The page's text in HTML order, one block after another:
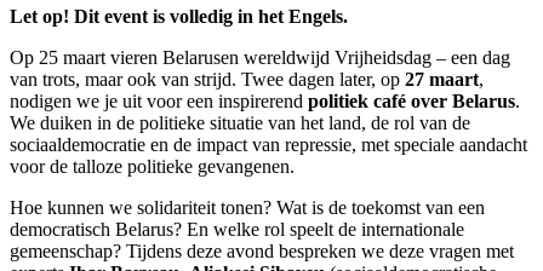
Let op! Dit event is volledig in het Engels.
Op 25 maart vieren Belarusen wereldwijd Vrijheidsdag – een dag
van trots, maar ook van strijd. Twee dagen later, op 27 maart,
nodigen we je uit voor een inspirerend politiek café over Belarus.
We duiken in de politieke situatie van het land, de rol van de
sociaaldemocratie en de impact van repressie, met speciale aandacht
voor de talloze politieke gevangenen.
Hoe kunnen we solidariteit tonen? Wat is de toekomst van een
democratisch Belarus? En welke rol speelt de internationale
gemeenschap? Tijdens deze avond bespreken we deze vragen met